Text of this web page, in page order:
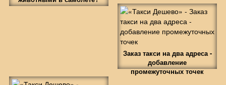
Заказ такси на два адреса -
добавление
промежуточных точек